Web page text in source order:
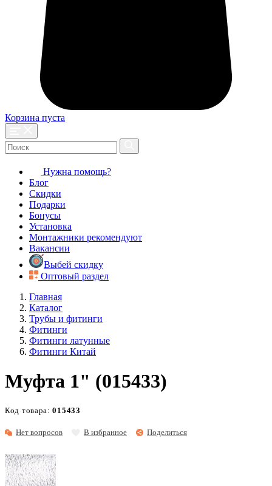
Корзина пуста
Нужна помощь?
Блог
Скидки
Подарки
Бонусы
Установка
Монтажники рекомендуют
Вакансии
Выбей скидку
Оптовый раздел
Главная
Каталог
Трубы и фитинги
Фитинги
Фитинги латунные
Фитинги Китай
Муфта 1" (015433)
Нет вопросов В избранное Поделиться
Код товара:015433